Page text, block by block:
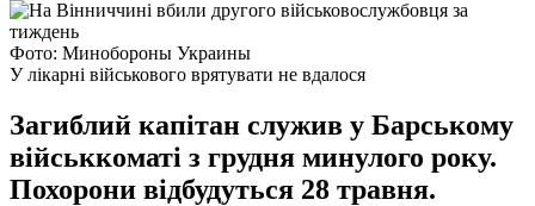
Фото: Минобороны Украины
У лікарні військового врятувати не вдалося
Загиблий капітан служив у Барському
військкоматі з грудня минулого року.
Похорони відбудуться 28 травня.